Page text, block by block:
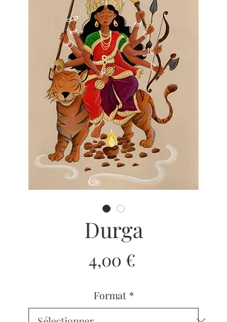
Durga
4,00 €Prix
Format *